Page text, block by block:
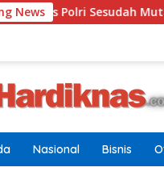
News Mutasi Juli 2026
Nasional Bisnis